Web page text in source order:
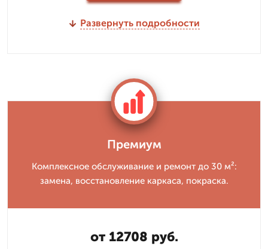
Развернуть подробности
Премиум
Комплексное обслуживание и ремонт до 30 м²:
замена, восстановление каркаса, покраска.
от 12708 руб.